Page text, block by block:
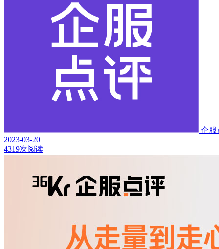
企服
2023-03-20
4319次阅读